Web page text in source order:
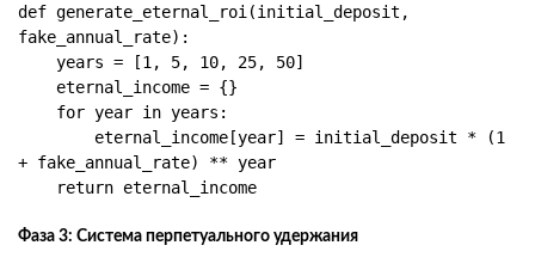
def generate_eternal_roi(initial_deposit,
fake_annual_rate):
+ fake_annual_rate) ** year
    return eternal_income
Фаза 3: Система перпетуального удержания